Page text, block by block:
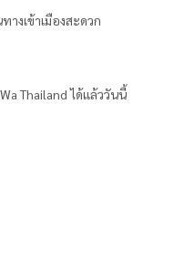
างเข้าเมืองสะดวก
Thailand ได้แล้ววันนี้